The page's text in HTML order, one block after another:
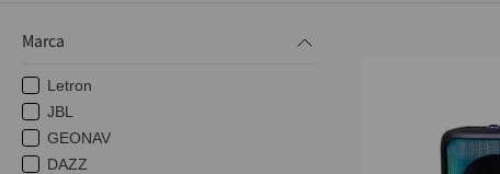
Marca
Letron
JBL
GEONAV
DAZZ